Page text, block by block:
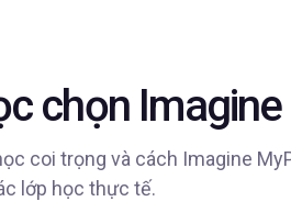
Video
chọn
coi trọng và cách Imagine
lớp học thực tế.